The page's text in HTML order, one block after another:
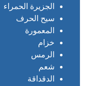
الجزيرة الحمراء
سيح الحرف
المعمورة
خزام
الرمس
شعم
الدقداقة